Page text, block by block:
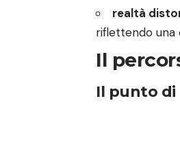
realtà
riflettendo una
Il
Il punto di